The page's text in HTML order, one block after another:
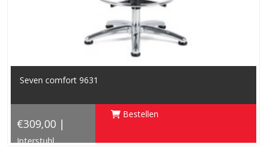
Seven comfort 9631
€309,00 |
Interstuhl
Bestellen